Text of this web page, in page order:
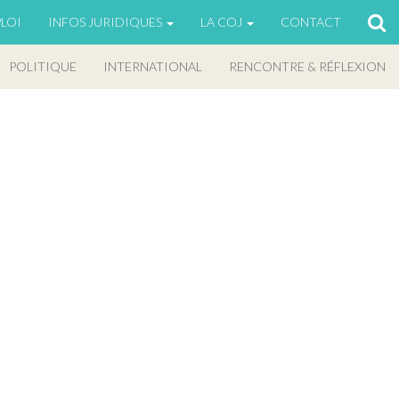
INFOS JURIDIQUES LA COJ CONTACT
POLITIQUE INTERNATIONAL RENCONTRE & RÉFLEXION